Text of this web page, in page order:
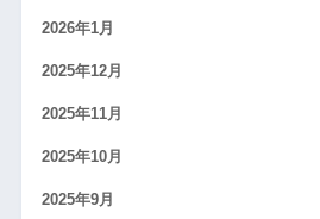
2026年1月
2025年12月
2025年11月
2025年10月
2025年9月